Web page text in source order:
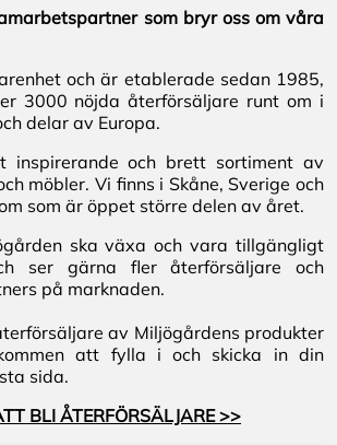
som bryr oss om våra
och är etablerade sedan 1985,
3000 nöjda återförsäljare runt om i
delar av Europa.
inspirerande och brett sortiment av
möbler. Vi finns i Skåne, Sverige och
som är öppet större delen av året.
ska växa och vara tillgängligt
ser gärna fler återförsäljare och
på marknaden.
av Miljögårdens produkter
att fylla i och skicka in din
sida.
BLI ÅTERFÖRSÄLJARE >>